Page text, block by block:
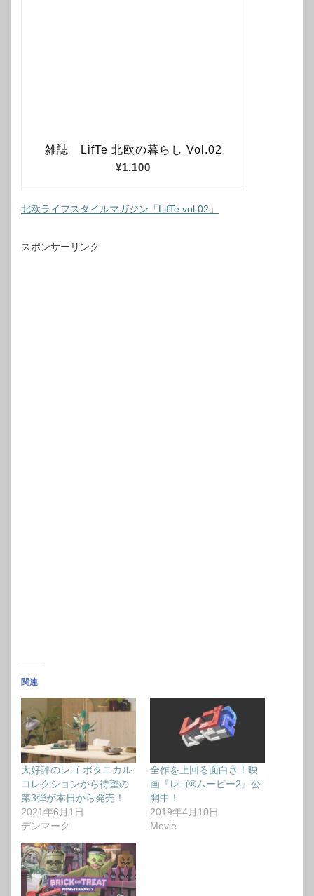
北欧ライフスタイルマガジン「LifTe vol.02」
スポンサーリンク
関連
大好評のレゴ ボタニカル
コレクションから待望の
第3弾が本日から発売！
2021年6月1日
デンマーク
全作を上回る面白さ！映
画『レゴ®ムービー2』公
開中！
2019年4月10日
Movie